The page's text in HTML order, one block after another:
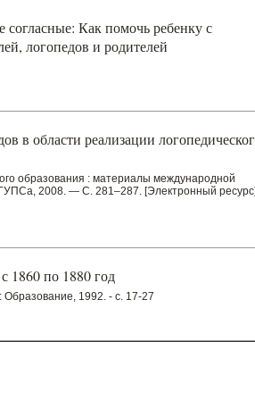
Как помочь ребенку с
логопедов и родителей
в области реализации
образования : материалы международной
2008. — С. 281–287. [Электронный
1860 по 1880 год
1992. - с. 17-27